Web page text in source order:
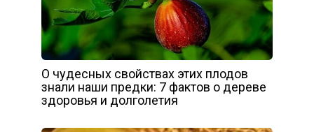
О чудесных свойствах этих плодов
знали наши предки: 7 фактов о дереве
здоровья и долголетия